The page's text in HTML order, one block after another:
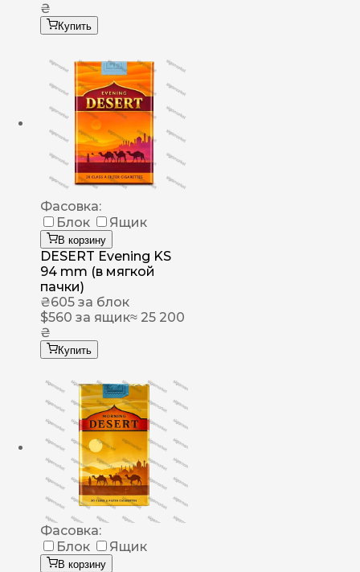
₴
Купить
Фасовка:
Блок
Ящик
В корзину
DESERT Evening KS
94 mm (в мягкой
пачки)
₴605 за блок
$560 за ящик≈ 25 200
₴
Купить
Фасовка:
Блок
Ящик
В корзину